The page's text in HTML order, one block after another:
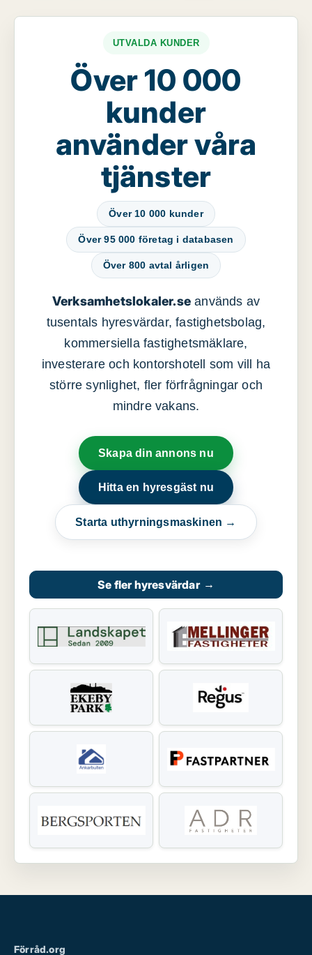
UTVALDA KUNDER
Över 10 000
kunder
använder våra
tjänster
Över 10 000 kunder
Över 95 000 företag i databasen
Över 800 avtal årligen
Verksamhetslokaler.se används av
tusentals hyresvärdar, fastighetsbolag,
kommersiella fastighetsmäklare,
investerare och kontorshotell som vill ha
större synlighet, fler förfrågningar och
mindre vakans.
Skapa din annons nu
Hitta en hyresgäst nu
Starta uthyrningsmaskinen →
Se fler hyresvärdar →
Förråd.org